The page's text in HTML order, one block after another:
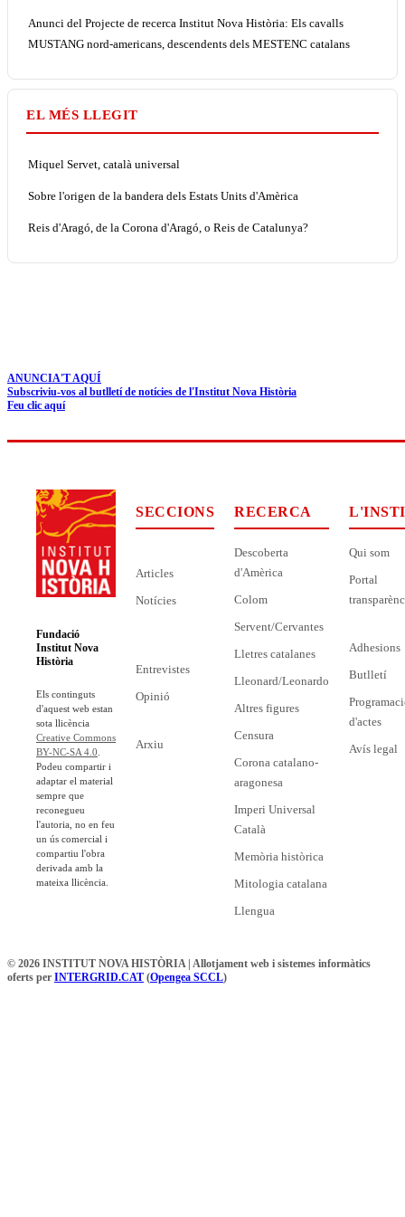
Anunci del Projecte de recerca Institut Nova Història: Els cavalls
MUSTANG nord-americans, descendents dels MESTENC catalans
EL MÉS LLEGIT
Miquel Servet, català universal
Sobre l'origen de la bandera dels Estats Units d'Amèrica
Reis d'Aragó, de la Corona d'Aragó, o Reis de Catalunya?
ANUNCIA'T AQUÍ
Subscriviu-vos al butlletí de notícies de l'Institut Nova Història
Feu clic aquí
Fundació
Institut Nova
Història
Els continguts
d'aquest web estan
sota llicència
Creative Commons
BY-NC-SA 4.0
Podeu compartir i
adaptar el material
sempre que
reconegueu
l'autoria, no en feu
un ús comercial i
compartiu l'obra
derivada amb la
mateixa llicència.
SECCIONS
Articles
Notícies
Entrevistes
Opinió
Arxiu
RECERCA
Descoberta
d'Amèrica
Colom
Servent/Cervantes
Lletres catalanes
Lleonard/Leonardo
Altres figures
Censura
Corona catalano-
aragonesa
Imperi Universal
Català
Memòria històrica
Mitologia catalana
Llengua
Qui som
Portal
Adhesions
Butlletí
d'actes
Avís legal
© 2026 INSTITUT NOVA HISTÒRIA | Allotjament web i sistemes informàtics
oferts per INTERGRID.CAT (Opengea SCCL)